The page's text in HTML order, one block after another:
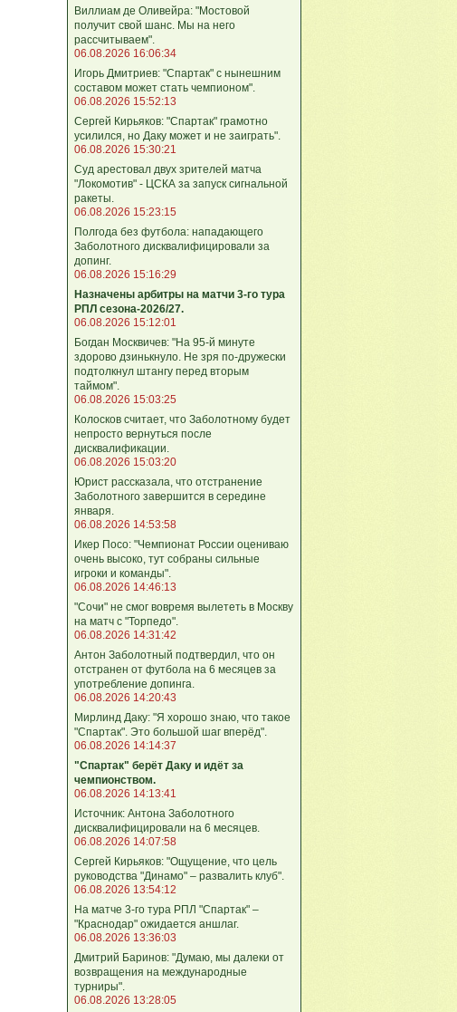
Виллиам де Оливейра: "Мостовой
получит свой шанс. Мы на него
рассчитываем".
06.08.2026 16:06:34
Игорь Дмитриев: "Спартак" с нынешним
составом может стать чемпионом".
06.08.2026 15:52:13
Сергей Кирьяков: "Спартак" грамотно
усилился, но Даку может и не заиграть".
06.08.2026 15:30:21
Суд арестовал двух зрителей матча
"Локомотив" - ЦСКА за запуск сигнальной
ракеты.
06.08.2026 15:23:15
Полгода без футбола: нападающего
Заболотного дисквалифицировали за
допинг.
06.08.2026 15:16:29
Назначены арбитры на матчи 3-го тура
РПЛ сезона-2026/27.
06.08.2026 15:12:01
Богдан Москвичев: "На 95‑й минуте
здорово дзинькнуло. Не зря по‑дружески
подтолкнул штангу перед вторым
таймом".
06.08.2026 15:03:25
Колосков считает, что Заболотному будет
непросто вернуться после
дисквалификации.
06.08.2026 15:03:20
Юрист рассказала, что отстранение
Заболотного завершится в середине
января.
06.08.2026 14:53:58
Икер Посо: "Чемпионат России оцениваю
очень высоко, тут собраны сильные
игроки и команды".
06.08.2026 14:46:13
"Сочи" не смог вовремя вылететь в Москву
на матч с "Торпедо".
06.08.2026 14:31:42
Антон Заболотный подтвердил, что он
отстранен от футбола на 6 месяцев за
употребление допинга.
06.08.2026 14:20:43
Мирлинд Даку: "Я хорошо знаю, что такое
"Спартак". Это большой шаг вперёд".
06.08.2026 14:14:37
"Спартак" берёт Даку и идёт за
чемпионством.
06.08.2026 14:13:41
Источник: Антона Заболотного
дисквалифицировали на 6 месяцев.
06.08.2026 14:07:58
Сергей Кирьяков: "Ощущение, что цель
руководства "Динамо" – развалить клуб".
06.08.2026 13:54:12
На матче 3-го тура РПЛ "Спартак" –
"Краснодар" ожидается аншлаг.
06.08.2026 13:36:03
Дмитрий Баринов: "Думаю, мы далеки от
возвращения на международные
турниры".
06.08.2026 13:28:05